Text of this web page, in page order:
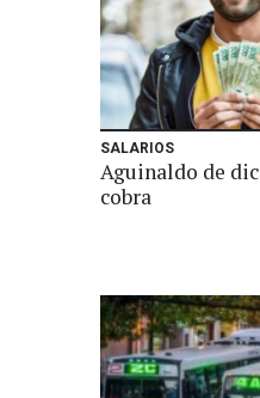
SALARIOS
Aguinaldo de
cobra